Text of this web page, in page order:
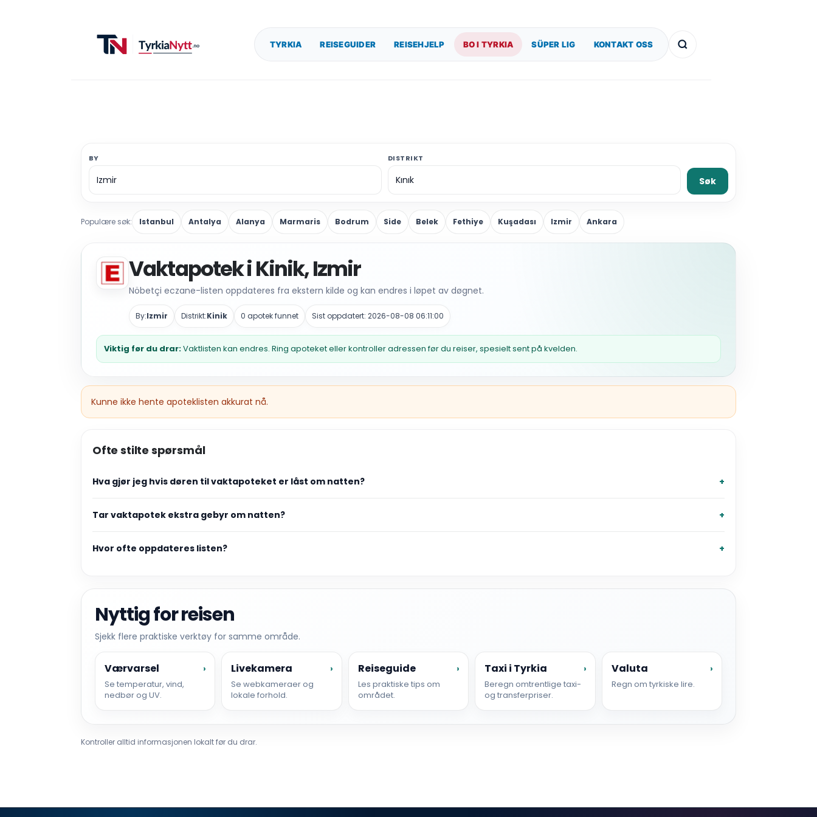
TYRKIA REISEGUIDER REISEHJELP BO I TYRKIA SÜPER LIG KONTAKT OSS
BY DISTRIKT
Søk
Populære søk: Istanbul Antalya Alanya Marmaris Bodrum Side Belek Fethiye Kuşadası Izmir Ankara
Vaktapotek i Kinik, Izmir
Nöbetçi eczane-listen oppdateres fra ekstern kilde og kan endres i løpet av døgnet.
By:Izmir Distrikt:Kinik 0 apotek funnet Sist oppdatert: 2026-08-08 06:11:00
Viktig før du drar:Vaktlisten kan endres. Ring apoteket eller kontroller adressen før du reiser, spesielt sent på kvelden.
Kunne ikke hente apoteklisten akkurat nå.
Ofte stilte spørsmål
Hva gjør jeg hvis døren til vaktapoteket er låst om natten?
Tar vaktapotek ekstra gebyr om natten?
Hvor ofte oppdateres listen?
Nyttig for reisen
Sjekk flere praktiske verktøy for samme område.
Værvarsel
Se temperatur, vind,
nedbør og UV.
› Livekamera
Se webkameraer og
lokale forhold.
› Reiseguide
Les praktiske tips om
området.
› Taxi i Tyrkia
Beregn omtrentlige taxi-
og transferpriser.
› Valuta
Regn om tyrkiske lire.
›
Kontroller alltid informasjonen lokalt før du drar.